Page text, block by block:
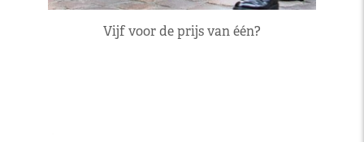
Vijf voor de prijs van één?